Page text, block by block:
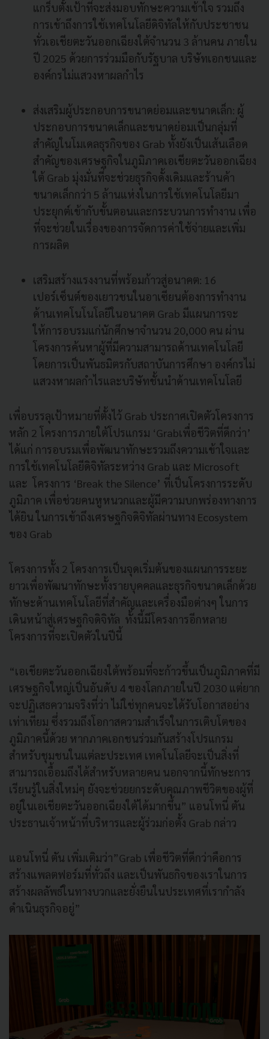
แกร็บตั้งเป้าที่จะส่งมอบทักษะความเข้าใจ รวมถึง
การเข้าถึงการใช้เทคโนโลยีดิจิทัลให้กับประชาชน
ทั่วเอเชียตะวันออกเฉียงใต้จำนวน 3 ล้านคน ภายใน
ปี 2025 ด้วยการร่วมมือกับรัฐบาล บริษัทเอกชนและ
องค์กรไม่แสวงหาผลกำไร
ส่งเสริมผู้ประกอบการขนาดย่อมและขนาดเล็ก: ผู้
ประกอบการขนาดเล็กและขนาดย่อมเป็นกลุ่มที่
สำคัญในโมเดลธุรกิจของ Grab ทั้งยังเป็นเส้นเลือด
สำคัญของเศรษฐกิจในภูมิภาคเอเชียตะวันออกเฉียง
ใต้ Grab มุ่งมั่นที่จะช่วยธุรกิจดั้งเดิมและร้านค้า
ขนาดเล็กกว่า 5 ล้านแห่งในการใช้เทคโนโลยีมา
ประยุกต์เข้ากับขั้นตอนและกระบวนการทำงาน เพื่อ
ที่จะช่วยในเรื่องของการจัดการค่าใช้จ่ายและเพิ่ม
การผลิต
เสริมสร้างแรงงานที่พร้อมก้าวสู่อนาคต: 16
เปอร์เซ็นต์ของเยาวชนในอาเซียนต้องการทำงาน
ด้านเทคโนโนโลยีในอนาคต Grab มีแผนการจะ
ให้การอบรมแก่นักศึกษาจำนวน 20,000 คน ผ่าน
โครงการค้นหาผู้ที่มีความสามารถด้านเทคโนโลยี
โดยการเป็นพันธมิตรกับสถาบันการศึกษา องค์กรไม่
แสวงหาผลกำไรและบริษัทชั้นนำด้านเทคโนโลยี
เพื่อบรรลุเป้าหมายที่ตั้งไว้ Grab ประกาศเปิดตัวโครงการ
หลัก 2 โครงการภายใต้โปรแกรม ‘Grabเพื่อชีวิตที่ดีกว่า’
ได้แก่ การอบรมเพื่อพัฒนาทักษะรวมถึงความเข้าใจและ
การใช้เทคโนโลยีดิจิทัลระหว่าง Grab และ Microsoft
และ โครงการ ‘Break the Silence’ ที่เป็นโครงการระดับ
ภูมิภาค เพื่อช่วยคนหูหนวกและผู้มีความบกพร่องทางการ
ได้ยิน ในการเข้าถึงเศรษฐกิจดิจิทัลผ่านทาง Ecosystem
ของ Grab
โครงการทั้ง 2 โครงการเป็นจุดเริ่มต้นของแผนการระยะ
ยาวเพื่อพัฒนาทักษะทั้งรายบุคคลและธุรกิจขนาดเล็กด้วย
ทักษะด้านเทคโนโลยีที่สำคัญและเครื่องมือต่างๆ ในการ
เดินหน้าสู่เศรษฐกิจดิจิทัล ทั้งนี้มีโครงการอีกหลาย
โครงการที่จะเปิดตัวในปีนี้
“เอเชียตะวันออกเฉียงใต้พร้อมที่จะก้าวขึ้นเป็นภูมิภาคที่มี
เศรษฐกิจใหญ่เป็นอันดับ 4 ของโลกภายในปี 2030 แต่ยาก
จะปฏิเสธความจริงที่ว่า ไม่ใช่ทุกคนจะได้รับโอกาสอย่าง
เท่าเทียม ซึ่งรวมถึงโอกาสความสำเร็จในการเติบโตของ
ภูมิภาคนี้ด้วย หากภาคเอกชนร่วมกันสร้างโปรแกรม
สำหรับชุมชนในแต่ละประเทศ เทคโนโลยีจะเป็นสิ่งที่
สามารถเอื้อมถึงได้สำหรับหลายคน นอกจากนี้ทักษะการ
เรียนรู้ในสิ่งใหม่ๆ ยังจะช่วยยกระดับคุณภาพชีวิตของผู้ที่
อยู่ในเอเชียตะวันออกเฉียงใต้ได้มากขึ้น” แอนโทนี่ ตัน
ประธานเจ้าหน้าที่บริหารและผู้ร่วมก่อตั้ง Grab กล่าว
แอนโทนี่ ตัน เพิ่มเติมว่า”Grab เพื่อชีวิตที่ดีกว่าคือการ
สร้างแพลตฟอร์มที่ทั่วถึง และเป็นพันธกิจของเราในการ
สร้างผลลัพธ์ในทางบวกและยั่งยืนในประเทศที่เรากำลัง
ดำเนินธุรกิจอยู่”